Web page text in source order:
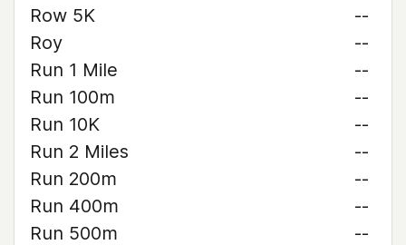
Row 5K
--
Roy
--
Run 1 Mile
--
Run 100m
--
Run 10K
--
Run 2 Miles
--
Run 200m
--
Run 400m
--
Run 500m
--